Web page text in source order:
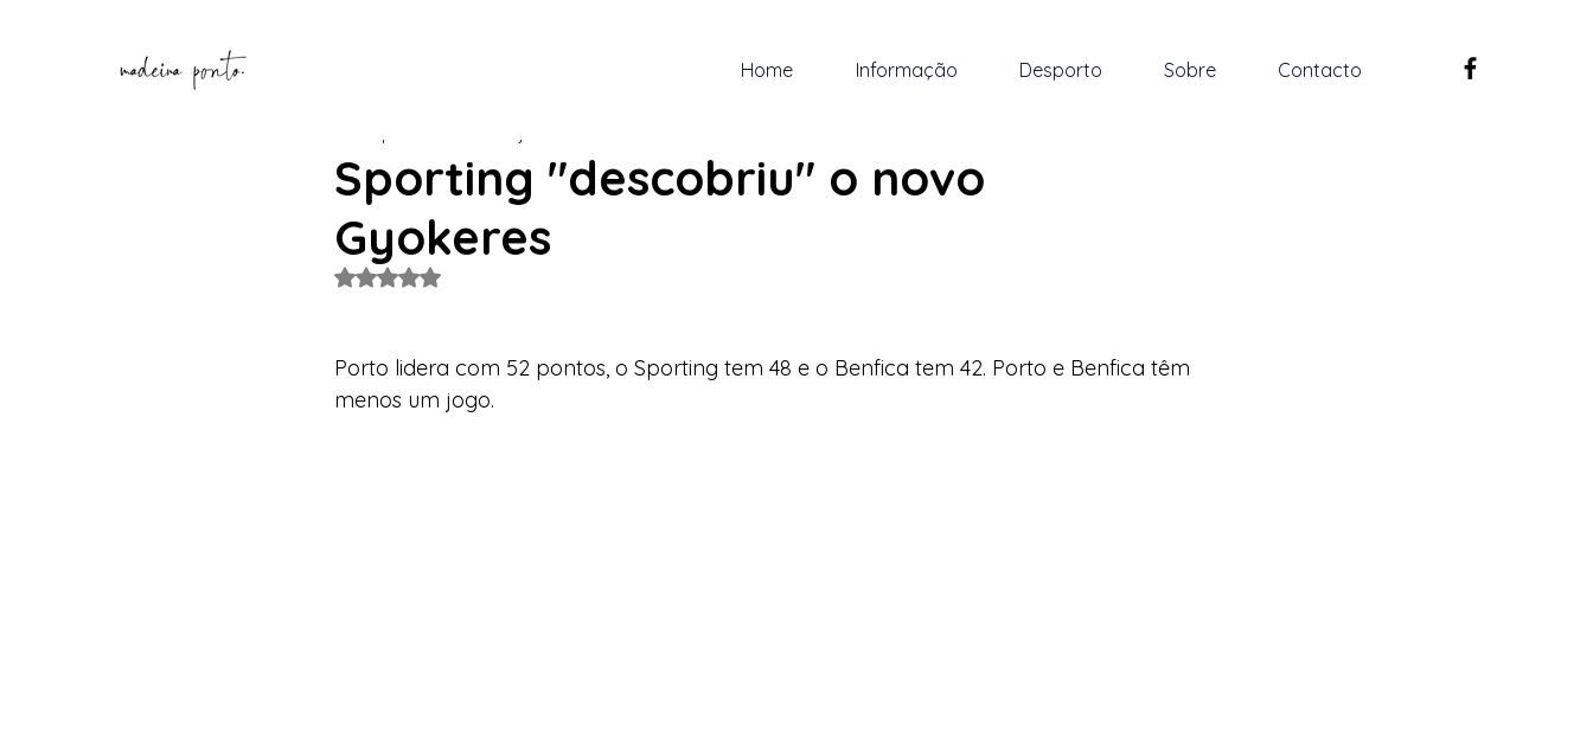
Home Informação Desporto Sobre Contacto
Sporting "descobriu" o novo
Gyokeres
Avaliado com NaN de 5 estrelas.
Porto lidera com 52 pontos, o Sporting tem 48 e o Benfica tem 42. Porto e Benfica têm
menos um jogo.